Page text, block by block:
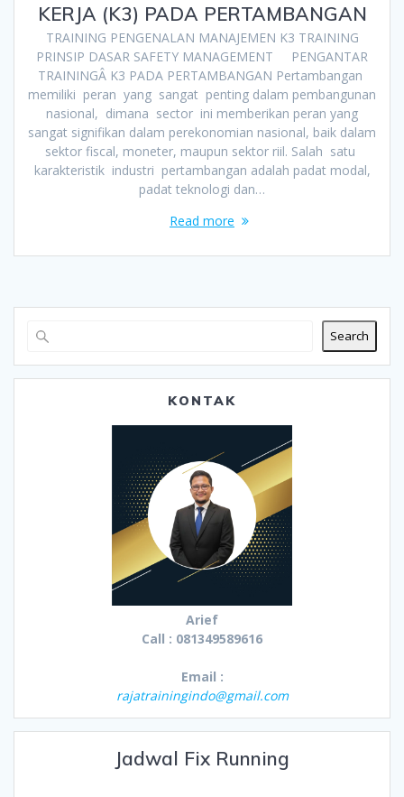
KERJA (K3) PADA PERTAMBANGAN
TRAINING PENGENALAN MANAJEMEN K3 TRAINING
PRINSIP DASAR SAFETY MANAGEMENT PENGANTAR
TRAININGÂ K3 PADA PERTAMBANGAN Pertambangan
memiliki peran yang sangat penting dalam pembangunan
nasional, dimana sector ini memberikan peran yang
sangat signifikan dalam perekonomian nasional, baik dalam
sektor fiscal, moneter, maupun sektor riil. Salah satu
karakteristik industri pertambangan adalah padat modal,
padat teknologi dan…
Read more
Search
KONTAK
Arief
Call : 081349589616
Email :
rajatrainingindo@gmail.com
Jadwal Fix Running